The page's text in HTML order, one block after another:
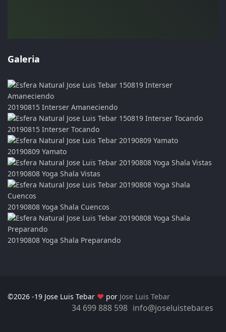
Galeria
20190815 Interser Amaneciendo
20190815 Interser Tocando
20190809 Yamato
20190808 Yoga Shala Vistas
20190808 Yoga Shala Cuencos
20190808 Yoga Shala Preparando
©2026 -19 Jose Luis Tebar ♥ por Jose Luis Tebar
34 699 888 598 info@joseluistebar.es